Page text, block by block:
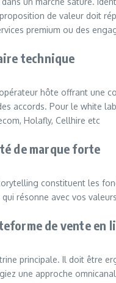
de valeur doit
premium ou des
technique
hôte offrant une
accords. Pour le white
Holafly, Cellhire etc
de marque forte
constituent les
résonne avec vos
de vente en
principale. Il doit être
une approche